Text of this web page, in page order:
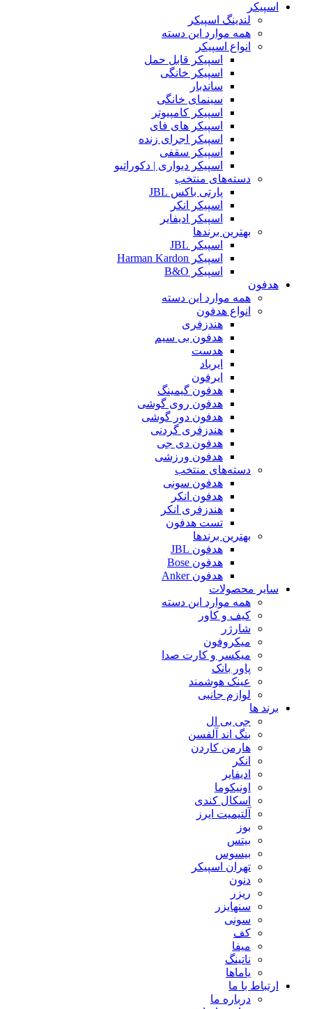
اسپیکر
لندینگ اسپیکر
همه موارد این دسته
انواع اسپیکر
اسپیکر قابل حمل
اسپیکر خانگی
ساندبار
سینمای خانگی
اسپیکر کامپیوتر
اسپیکر های فای
اسپیکر اجرای زنده
اسپیکر سقفی
اسپیکر دیواری | دکوراتیو
دسته‌های منتخب
پارتی باکس JBL
اسپیکر انکر
اسپیکر ادیفایر
بهترین برندها
اسپیکر JBL
اسپیکر Harman Kardon
اسپیکر B&O
هدفون
همه موارد این دسته
انواع هدفون
هندزفری
هدفون بی سیم
هدست
ایرباد
ایرفون
هدفون گیمینگ
هدفون روی گوشی
هدفون دور گوشی
هندزفری گردنی
هدفون دی جی
هدفون ورزشی
دسته‌های منتخب
هدفون سونی
هدفون انکر
هندزفری انکر
تست هدفون
بهترین برندها
هدفون JBL
هدفون Bose
هدفون Anker
سایر محصولات
همه موارد این دسته
کیف و کاور
شارژر
میکروفون
میکسر و کارت صدا
پاور بانک
عینک هوشمند
لوازم جانبی
برند ها
جی بی ال
بنگ اند آلفسن
هارمن کاردن
انکر
ادیفایر
اونیکوما
اسکال کندی
آلتیمیت ایرز
بوز
بیتس
بیسوس
تهران اسپیکر
دنون
ریزر
سنهایزر
سونی
کف
میفا
ناتینگ
یاماها
ارتباط با ما
درباره ما